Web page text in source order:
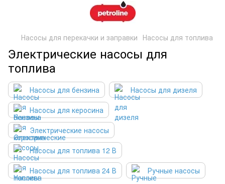
Насосы для перекачки и заправки Насосы для топлива
Электрические насосы для
топлива
Насосы для бензина
Насосы для дизеля
Насосы для керосина
Электрические насосы
Насосы для топлива 12 В
Насосы для топлива 24 В
Ручные насосы